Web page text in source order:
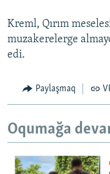
Kreml, Qırım
muzakerelerge
edi.
Paylaşmaq
Oqumağa